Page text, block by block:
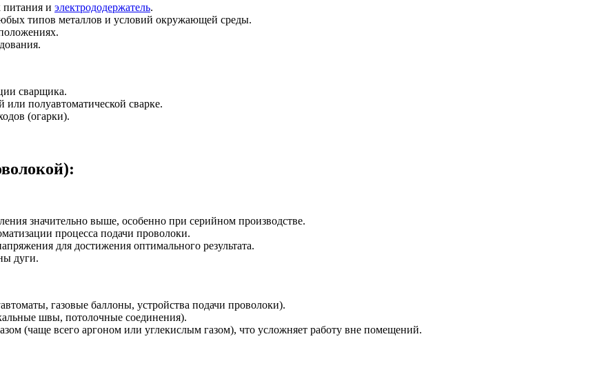
питания и электрододержатель.
типов металлов и условий окружающей среды.
сварщика.
полуавтоматической сварке.
(огарки).
значительно выше, особенно при серийном производстве.
процесса подачи проволоки.
для достижения оптимального результата.
дуги.
газовые баллоны, устройства подачи проволоки).
швы, потолочные соединения).
(чаще всего аргоном или углекислым газом), что усложняет работу вне помещений.